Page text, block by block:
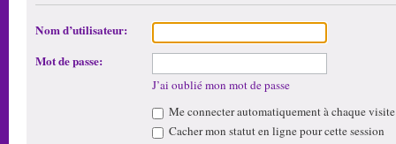
Nom d’utilisateur:
Mot de passe:
J’ai oublié mon mot de passe
Me connecter automatiquement à chaque visite
Cacher mon statut en ligne pour cette session